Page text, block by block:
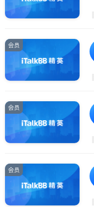
会员
会员
会员